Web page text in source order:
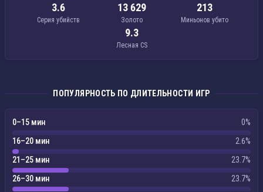
3.6
Серия убийств
13 629
Золото
213
Миньонов убито
9.3
Лесная CS
ПОПУЛЯРНОСТЬ ПО ДЛИТЕЛЬНОСТИ ИГР
0–15 мин
0%
16–20 мин
2.6%
21–25 мин
23.7%
26–30 мин
23.7%